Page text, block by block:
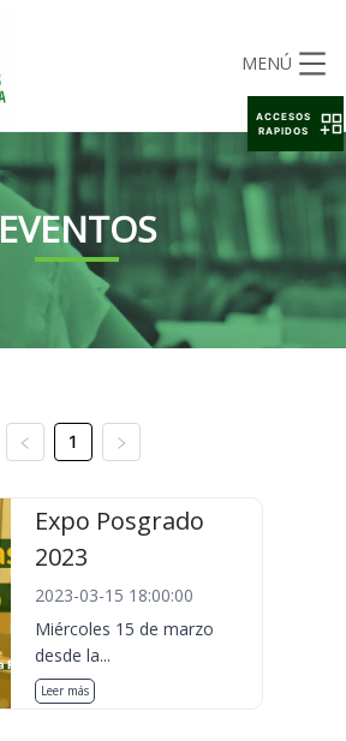
MENÚ
EVENTOS
1
Expo Posgrado
2023
2023-03-15 18:00:00
Miércoles 15 de marzo
desde la...
Leer más
ACCESOS
RAPIDOS